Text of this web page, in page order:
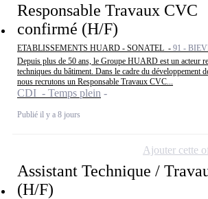
Responsable Travaux CVC
confirmé (H/F)
ETABLISSEMENTS HUARD - SONATEL - 91 -
Depuis plus de 50 ans, le Groupe HUARD est un acteur
techniques du bâtiment. Dans le cadre du développement
nous recrutons un Responsable Travaux CVC...
CDI - Temps plein
Publié il y a 8 jours
Assistant Technique /
(H/F)
Ajouter cette